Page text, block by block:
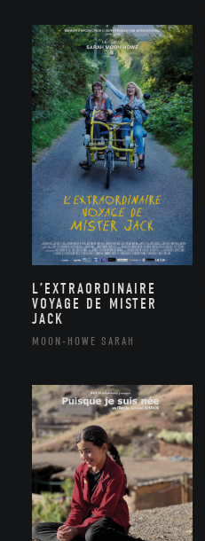
L’EXTRAORDINAIRE
VOYAGE DE MISTER
JACK
MOON-HOWE SARAH